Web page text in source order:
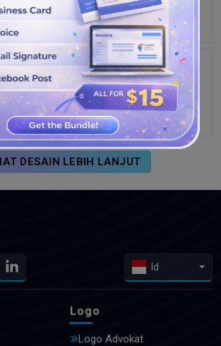
DESAIN LEBIH LANJUT
Id
Logo
Logo Advokat